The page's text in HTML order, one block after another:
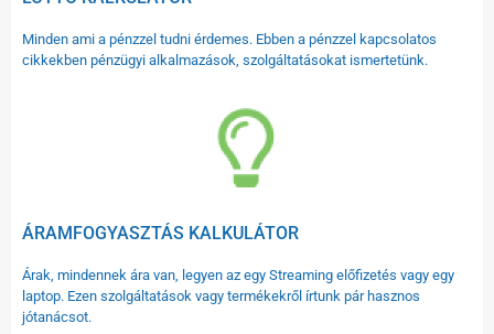
Minden ami a pénzzel tudni érdemes. Ebben a pénzzel kapcsolatos
cikkekben pénzügyi alkalmazások, szolgáltatásokat ismertetünk.
ÁRAMFOGYASZTÁS KALKULÁTOR
Árak, mindennek ára van, legyen az egy Streaming előfizetés vagy egy
laptop. Ezen szolgáltatások vagy termékekről írtunk pár hasznos
jótanácsot.